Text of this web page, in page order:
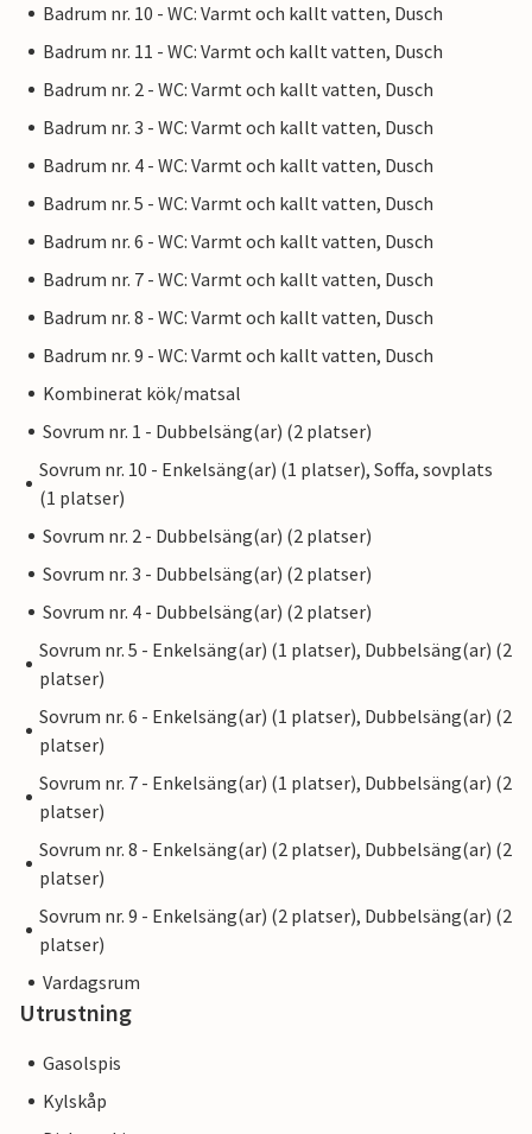
Badrum nr. 10 - WC: Varmt och kallt vatten, Dusch
Badrum nr. 11 - WC: Varmt och kallt vatten, Dusch
Badrum nr. 2 - WC: Varmt och kallt vatten, Dusch
Badrum nr. 3 - WC: Varmt och kallt vatten, Dusch
Badrum nr. 4 - WC: Varmt och kallt vatten, Dusch
Badrum nr. 5 - WC: Varmt och kallt vatten, Dusch
Badrum nr. 6 - WC: Varmt och kallt vatten, Dusch
Badrum nr. 7 - WC: Varmt och kallt vatten, Dusch
Badrum nr. 8 - WC: Varmt och kallt vatten, Dusch
Badrum nr. 9 - WC: Varmt och kallt vatten, Dusch
Kombinerat kök/matsal
Sovrum nr. 1 - Dubbelsäng(ar) (2 platser)
Sovrum nr. 10 - Enkelsäng(ar) (1 platser), Soffa, sovplats
(1 platser)
Sovrum nr. 2 - Dubbelsäng(ar) (2 platser)
Sovrum nr. 3 - Dubbelsäng(ar) (2 platser)
Sovrum nr. 4 - Dubbelsäng(ar) (2 platser)
Sovrum nr. 5 - Enkelsäng(ar) (1 platser), Dubbelsäng(ar) (2
platser)
Sovrum nr. 6 - Enkelsäng(ar) (1 platser), Dubbelsäng(ar) (2
platser)
Sovrum nr. 7 - Enkelsäng(ar) (1 platser), Dubbelsäng(ar) (2
platser)
Sovrum nr. 8 - Enkelsäng(ar) (2 platser), Dubbelsäng(ar) (2
platser)
Sovrum nr. 9 - Enkelsäng(ar) (2 platser), Dubbelsäng(ar) (2
platser)
Vardagsrum
Utrustning
Gasolspis
Kylskåp